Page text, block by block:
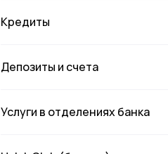
Кредиты
Депозиты и счета
Услуги в отделениях банка